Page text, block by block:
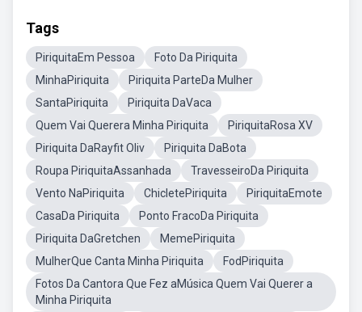
Tags
PiriquitaEm Pessoa
Foto Da Piriquita
MinhaPiriquita
Piriquita ParteDa Mulher
SantaPiriquita
Piriquita DaVaca
Quem Vai Querera Minha Piriquita
PiriquitaRosa XV
Piriquita DaRayfit Oliv
Piriquita DaBota
Roupa PiriquitaAssanhada
TravesseiroDa Piriquita
Vento NaPiriquita
ChicletePiriquita
PiriquitaEmote
CasaDa Piriquita
Ponto FracoDa Piriquita
Piriquita DaGretchen
MemePiriquita
MulherQue Canta Minha Piriquita
FodPiriquita
Fotos Da Cantora Que Fez aMúsica Quem Vai Querer a
Minha Piriquita